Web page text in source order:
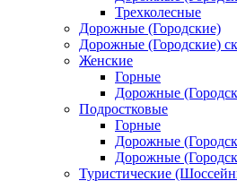
Трехколесные
Дорожные (Городские)
Дорожные (Городские)
Женские
Горные
Дорожные
Подростковые
Горные
Дорожные
Дорожные
Туристические